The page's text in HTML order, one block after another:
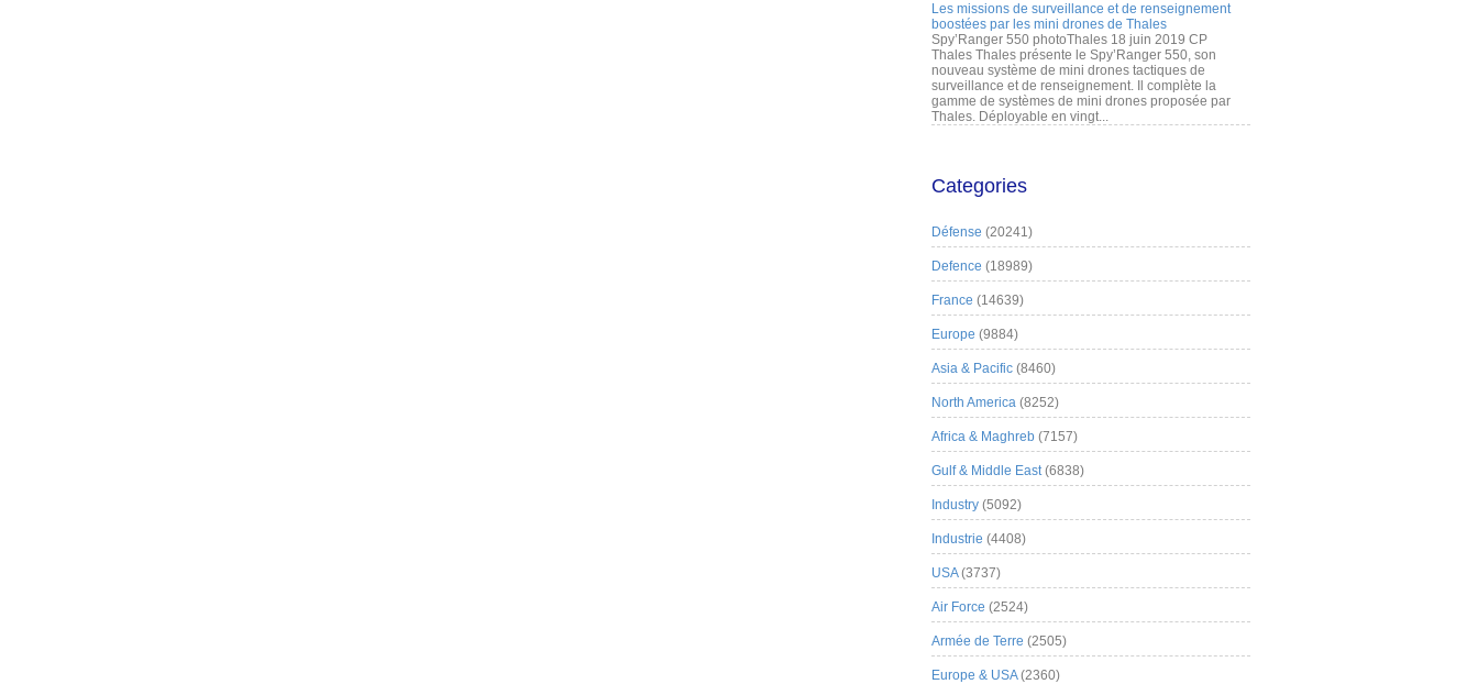
Les missions de surveillance et de renseignement
boostées par les mini drones de Thales
Spy’Ranger 550 photoThales 18 juin 2019 CP
Thales Thales présente le Spy’Ranger 550, son
nouveau système de mini drones tactiques de
surveillance et de renseignement. Il complète la
gamme de systèmes de mini drones proposée par
Thales. Déployable en vingt...
Categories
Défense (20241)
Defence (18989)
France (14639)
Europe (9884)
Asia & Pacific (8460)
North America (8252)
Africa & Maghreb (7157)
Gulf & Middle East(6838)
Industry (5092)
Industrie (4408)
USA(3737)
Air Force (2524)
Armée de Terre (2505)
Europe & USA(2360)